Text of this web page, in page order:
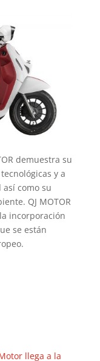
demuestra su
y a
como su
QJ MOTOR
incorporación
se están
llega a la